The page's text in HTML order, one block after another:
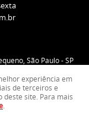
São Paulo-SP
experiência em
de terceiros e
deste site. Para mais